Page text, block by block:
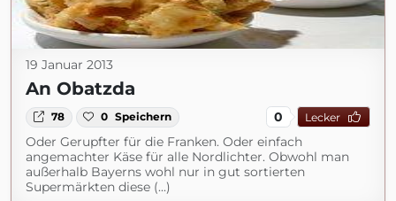
19 Januar 2013
An Obatzda
78 0 Speichern 0 Lecker
Oder Gerupfter für die Franken. Oder einfach
angemachter Käse für alle Nordlichter. Obwohl man
außerhalb Bayerns wohl nur in gut sortierten
Supermärkten diese (...)